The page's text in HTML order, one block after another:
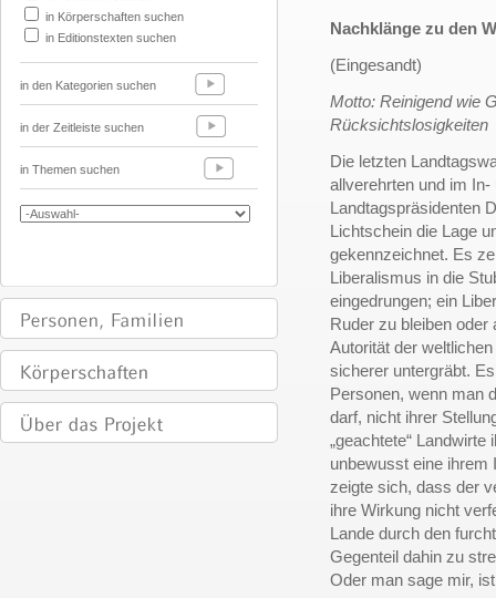
in Körperschaften suchen
in Editionstexten suchen
in den Kategorien suchen
in der Zeitleiste suchen
in Themen suchen
Nachklänge zu den
(Eingesandt)
Motto: Reinigend wie
Rücksichtslosigkeiten
Die letzten
allverehrten und im
Landtagspräsidenten
Lichtschein die Lage
gekennzeichnet. Es
Liberalismus in die
eingedrungen; ein
Ruder zu bleiben
Autorität der
sicherer untergräbt.
Personen, wenn man
darf, nicht ihrer
„geachtete“
unbewusst eine ihrem
zeigte sich, dass der
ihre Wirkung nicht
Lande durch den
Gegenteil dahin zu
Oder man sage mir,